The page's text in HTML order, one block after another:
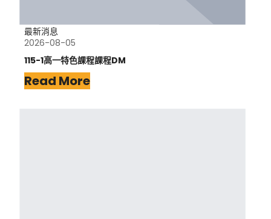
最新消息
2026-08-05
115-1高一特色課程課程DM
Read More